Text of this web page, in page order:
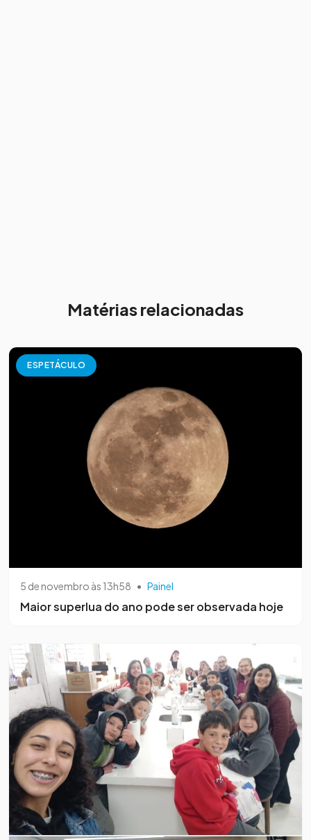
Matérias relacionadas
ESPETÁCULO
5 de novembro às 13h58 • Painel
Maior superlua do ano pode ser observada hoje